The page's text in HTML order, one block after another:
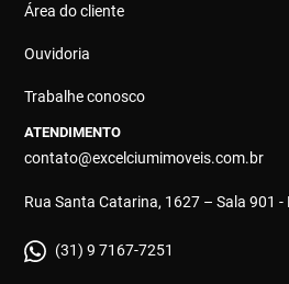
Área do cliente
Ouvidoria
Trabalhe conosco
ATENDIMENTO
contato@excelciumimoveis.com.br
Rua Santa Catarina, 1627 – Sala 901
(31) 9 7167-7251